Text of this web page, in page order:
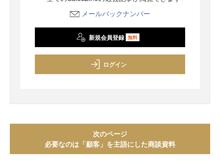
メールバックナンバー
新規会員登録 無料
ログイン
次のページ
必要なのは「顧客」を主語にした商談資料